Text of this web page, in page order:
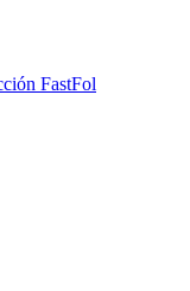
FastFol